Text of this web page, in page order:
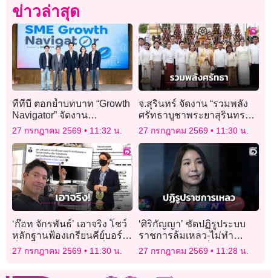
ข่าวล่าสุด
ทีทีบี ตอกย้ำบทบาท “Growth
Navigator” จัดงาน
Networking Day สนับสนุน
SME ไทยอย่างครบวงจร
27 กรกฎาคม 2569 11:32 น.
จ.สุรินทร์ จัดงาน “รวมพลัง
ศรัทธาบูชาพระยาสุรินทร
ภักดีฯ” เสริมบารมีเมือง
27 กรกฎาคม 2569 11:30 น.
‘ก๊อท จักรพันธ์’ เอาจริง โชว์
หลักฐานฟ้องเกรียนคีย์บอร์ด
ลั่นเตรียมรอรับหมายที่บ้าน!
27 กรกฎาคม 2569 11:30 น.
‘ศิริกัญญา’ ซัดปฏิรูประบบ
ราชการล้มเหลว-ไม่ทำ
แผนภาพใหญ่ หวั่นคนเก่งๆ
ชิงขอเออร์ลี่
27 กรกฎาคม 2569 11:28 น.